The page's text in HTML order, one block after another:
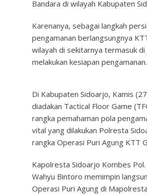
Bandara di wilayah Kabupaten
Karenanya, sebagai langkah
pengamanan berlangsungnya
wilayah di sekitarnya termasuk di
melakukan kesiapan pengamanan.
Di Kabupaten Sidoarjo, Kamis
diadakan Tactical Floor Game
rangka pemahaman pola
vital yang dilakukan Polresta
rangka Operasi Puri Agung KTT
Kapolresta Sidoarjo Kombes
Wahyu Bintoro memimpin
Operasi Puri Agung di